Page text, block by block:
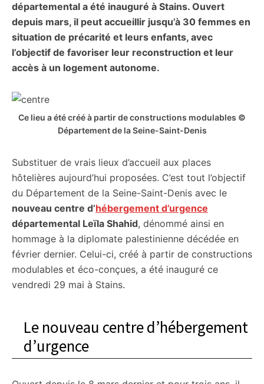
départemental a été inauguré à Stains. Ouvert
depuis mars, il peut accueillir jusqu’à 30 femmes en
situation de précarité et leurs enfants, avec
l’objectif de favoriser leur reconstruction et leur
accès à un logement autonome.
Ce lieu a été créé à partir de constructions modulables ©
Département de la Seine-Saint-Denis
Substituer de vrais lieux d’accueil aux places
hôtelières aujourd’hui proposées. C’est tout l’objectif
du Département de la Seine-Saint-Denis avec le
nouveau centre d’hébergement d’urgence
départemental Leïla Shahid, dénommé ainsi en
hommage à la diplomate palestinienne décédée en
février dernier. Celui-ci, créé à partir de constructions
modulables et éco-conçues, a été inauguré ce
vendredi 29 mai à Stains.
Le nouveau centre d’hébergement
d’urgence